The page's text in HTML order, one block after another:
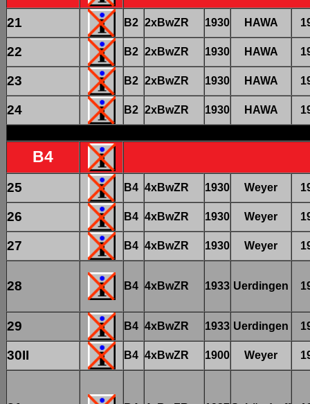
21 B2 2xBwZR 1930 HAWA
22 B2 2xBwZR 1930 HAWA
23 B2 2xBwZR 1930 HAWA
24 B2 2xBwZR 1930 HAWA
B4
25 B4 4xBwZR 1930 Weyer
26 B4 4xBwZR 1930 Weyer
27 B4 4xBwZR 1930 Weyer
28 B4 4xBwZR 1933 Uerdingen
29 B4 4xBwZR 1933 Uerdingen
30II B4 4xBwZR 1900 Weyer